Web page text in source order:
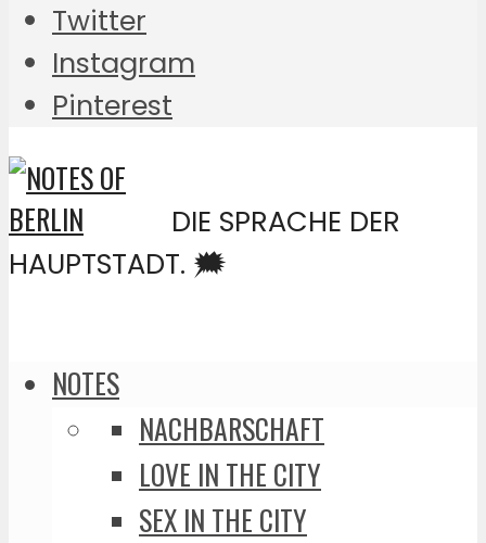
Twitter
Instagram
Pinterest
DIE SPRACHE DER
HAUPTSTADT. 🗯️
NOTES
NACHBARSCHAFT
LOVE IN THE CITY
SEX IN THE CITY